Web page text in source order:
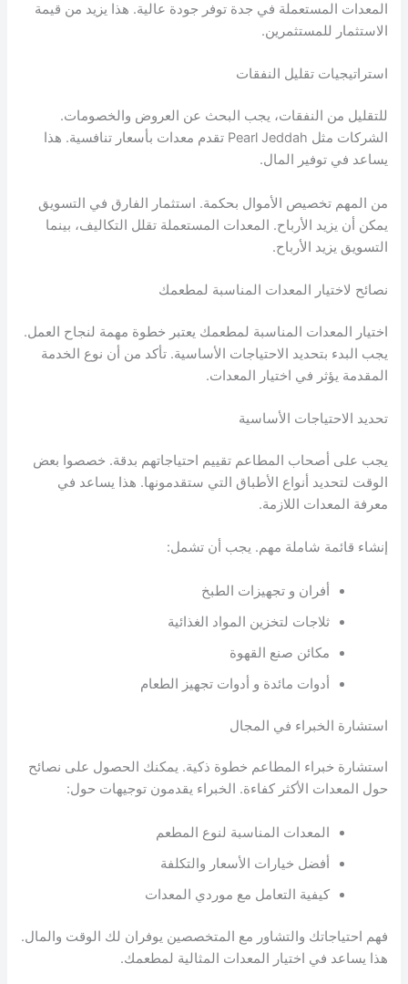
المعدات المستعملة في جدة توفر جودة عالية. هذا يزيد من قيمة
الاستثمار للمستثمرين.
استراتيجيات تقليل النفقات
للتقليل من النفقات، يجب البحث عن العروض والخصومات.
الشركات مثل Pearl Jeddah تقدم معدات بأسعار تنافسية. هذا
يساعد في توفير المال.
من المهم تخصيص الأموال بحكمة. استثمار الفارق في التسويق
يمكن أن يزيد الأرباح. المعدات المستعملة تقلل التكاليف، بينما
التسويق يزيد الأرباح.
نصائح لاختيار المعدات المناسبة لمطعمك
اختيار المعدات المناسبة لمطعمك يعتبر خطوة مهمة لنجاح العمل.
يجب البدء بتحديد الاحتياجات الأساسية. تأكد من أن نوع الخدمة
المقدمة يؤثر في اختيار المعدات.
تحديد الاحتياجات الأساسية
يجب على أصحاب المطاعم تقييم احتياجاتهم بدقة. خصصوا بعض
الوقت لتحديد أنواع الأطباق التي ستقدمونها. هذا يساعد في
معرفة المعدات اللازمة.
إنشاء قائمة شاملة مهم. يجب أن تشمل:
أفران و تجهيزات الطبخ
ثلاجات لتخزين المواد الغذائية
مكائن صنع القهوة
أدوات مائدة و أدوات تجهيز الطعام
استشارة الخبراء في المجال
استشارة خبراء المطاعم خطوة ذكية. يمكنك الحصول على نصائح
حول المعدات الأكثر كفاءة. الخبراء يقدمون توجيهات حول:
المعدات المناسبة لنوع المطعم
أفضل خيارات الأسعار والتكلفة
كيفية التعامل مع موردي المعدات
فهم احتياجاتك والتشاور مع المتخصصين يوفران لك الوقت والمال.
هذا يساعد في اختيار المعدات المثالية لمطعمك.